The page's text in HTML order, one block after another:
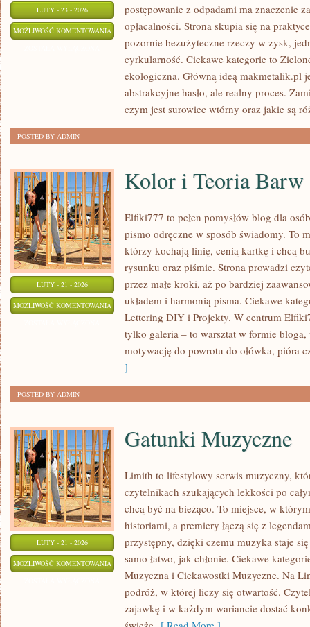
LUTY - 23 - 2026
MOŻLIWOŚĆ KOMENTOWANIA RODZAJE
ODPADÓW
postępowanie z odpadami ma znaczenie
opłacalności. Strona skupia się na
pozornie bezużyteczne rzeczy w zysk,
cyrkularność. Ciekawe kategorie to
ekologiczna. Główną ideą makmetalik.pl
abstrakcyjne hasło, ale realny proces.
czym jest surowiec wtórny oraz jakie są
POSTED BY ADMIN
LUTY - 21 - 2026
MOŻLIWOŚĆ KOMENTOWANIA KOLOR
TEORIA
BARW
Kolor i Teoria Barw
Elfiki777 to pełen pomysłów blog dla
pismo odręczne w sposób świadomy. To
którzy kochają linię, cenią kartkę i chcą
rysunku oraz piśmie. Strona prowadzi
przez małe kroki, aż po bardziej
układem i harmonią pisma. Ciekawe
Lettering DIY i Projekty. W centrum
tylko galeria – to warsztat w formie
motywację do powrotu do ołówka, pióra
]
POSTED BY ADMIN
LUTY - 21 - 2026
MOŻLIWOŚĆ KOMENTOWANIA GATUNKI
MUZYCZNE
Gatunki Muzyczne
Limith to lifestylowy serwis muzyczny,
czytelnikach szukających lekkości po
chcą być na bieżąco. To miejsce, w
historiami, a premiery łączą się z
przystępny, dzięki czemu muzyka staje
samo łatwo, jak chłonie. Ciekawe
Muzyczna i Ciekawostki Muzyczne. Na
podróż, w której liczy się otwartość.
zajawkę i w każdym wariancie dostać